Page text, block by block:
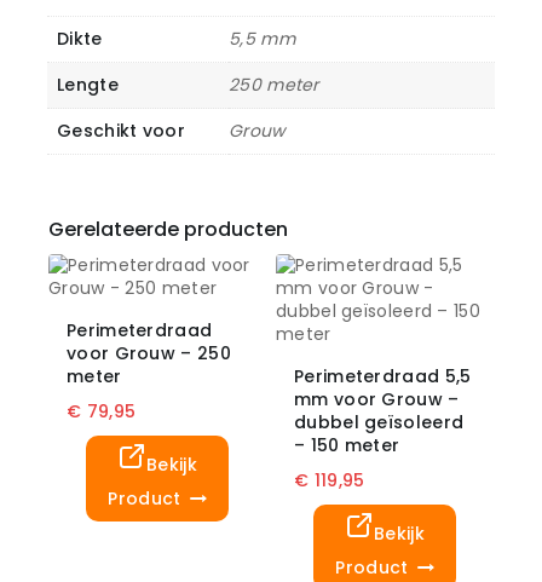
Dikte
5,5 mm
Lengte
250 meter
Geschikt voor
Grouw
Gerelateerde producten
Perimeterdraad
voor Grouw – 250
meter
€ 79,95
Bekijk
Product
Perimeterdraad 5,5
mm voor Grouw –
dubbel geïsoleerd
– 150 meter
€ 119,95
Bekijk
Product